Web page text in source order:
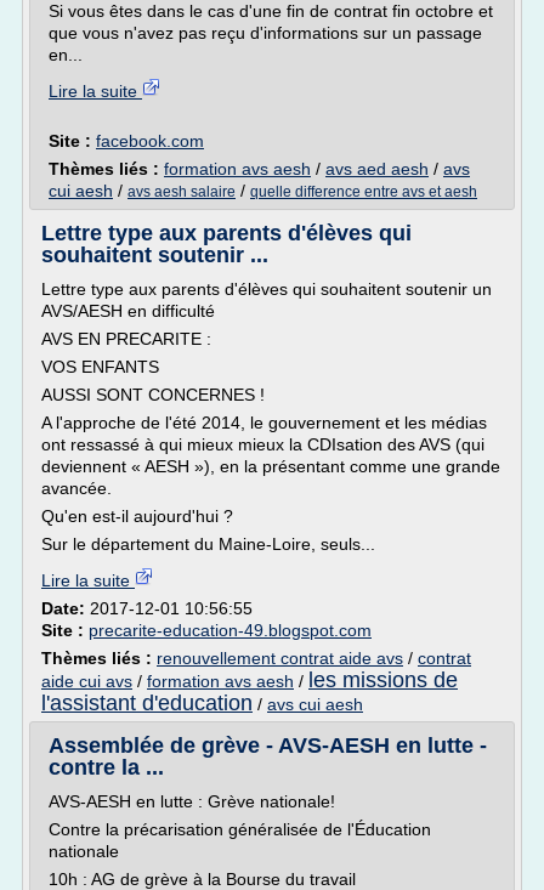
Si vous êtes dans le cas d'une fin de contrat fin octobre et
que vous n'avez pas reçu d'informations sur un passage
en...
Lire la suite
Site : facebook.com
Thèmes liés : formation avs aesh / avs aed aesh / avs
cui aesh / avs aesh salaire / quelle difference entre avs et aesh
Lettre type aux parents d'élèves qui
souhaitent soutenir ...
Lettre type aux parents d'élèves qui souhaitent soutenir un
AVS/AESH en difficulté
AVS EN PRECARITE :
VOS ENFANTS
AUSSI SONT CONCERNES !
A l'approche de l'été 2014, le gouvernement et les médias
ont ressassé à qui mieux mieux la CDIsation des AVS (qui
deviennent « AESH »), en la présentant comme une grande
avancée.
Qu'en est-il aujourd'hui ?
Sur le département du Maine-Loire, seuls...
Lire la suite
Date: 2017-12-01 10:56:55
Site : precarite-education-49.blogspot.com
Thèmes liés : renouvellement contrat aide avs / contrat
aide cui avs / formation avs aesh / les missions de
l'assistant d'education / avs cui aesh
Assemblée de grève - AVS-AESH en lutte -
contre la ...
AVS-AESH en lutte : Grève nationale!
Contre la précarisation généralisée de l'Éducation
nationale
10h : AG de grève à la Bourse du travail